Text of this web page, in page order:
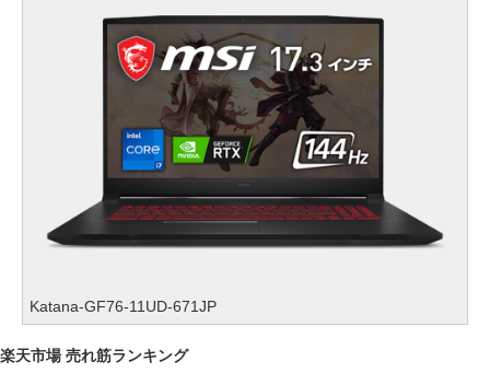
Katana-GF76-11UD-671JP
楽天市場 売れ筋ランキング